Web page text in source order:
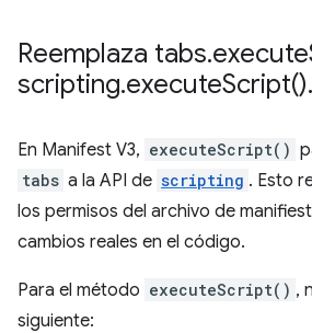
Reemplaza tabs.execute
scripting.executeScript().
En Manifest V3, executeScript()
tabs a la API de scripting . Esto
los permisos del archivo de
cambios reales en el código.
Para el método executeScript() ,
siguiente: